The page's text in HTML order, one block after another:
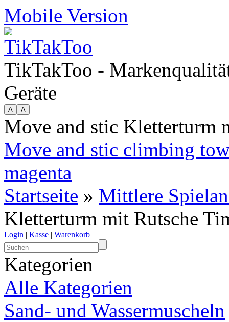
Mobile Version
TikTakToo -
Geräte
Move and stic Kletterturm
Move and stic climbing
magenta
Startseite » Mittlere
Kletterturm mit Rutsche
Login | Kasse | Warenkorb
Kategorien
Alle Kategorien
Sand- und Wassermuscheln